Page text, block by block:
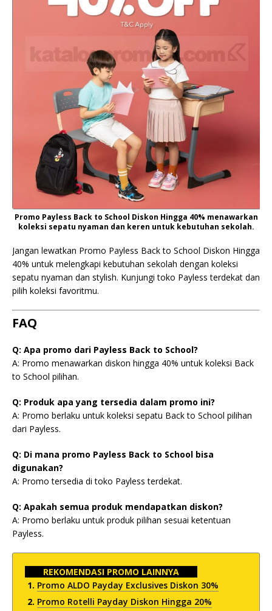
Promo Payless Back to School Diskon Hingga 40% menawarkan
koleksi sepatu nyaman dan keren untuk kebutuhan sekolah.
Jangan lewatkan Promo Payless Back to School Diskon Hingga
40% untuk melengkapi kebutuhan sekolah dengan koleksi
sepatu nyaman dan stylish. Kunjungi toko Payless terdekat dan
pilih koleksi favoritmu.
FAQ
Q: Apa promo dari Payless Back to School?
A: Promo menawarkan diskon hingga 40% untuk koleksi Back
to School pilihan.
Q: Produk apa yang tersedia dalam promo ini?
A: Promo berlaku untuk koleksi sepatu Back to School pilihan
dari Payless.
Q: Di mana promo Payless Back to School bisa
digunakan?
A: Promo tersedia di toko Payless terdekat.
Q: Apakah semua produk mendapatkan diskon?
A: Promo berlaku untuk produk pilihan sesuai ketentuan
Payless.
REKOMENDASI PROMO LAINNYA
Promo ALDO Payday Exclusives Diskon 30%
Promo Rotelli Payday Diskon Hingga 20%